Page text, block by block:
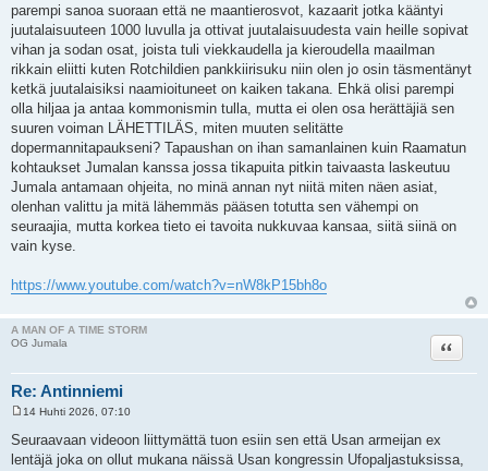
parempi sanoa suoraan että ne maantierosvot, kazaarit jotka kääntyi
juutalaisuuteen 1000 luvulla ja ottivat juutalaisuudesta vain heille sopivat
vihan ja sodan osat, joista tuli viekkaudella ja kieroudella maailman
rikkain eliitti kuten Rotchildien pankkiirisuku niin olen jo osin täsmentänyt
ketkä juutalaisiksi naamioituneet on kaiken takana. Ehkä olisi parempi
olla hiljaa ja antaa kommonismin tulla, mutta ei olen osa herättäjiä sen
suuren voiman LÄHETTILÄS, miten muuten selitätte
dopermannitapaukseni? Tapaushan on ihan samanlainen kuin Raamatun
kohtaukset Jumalan kanssa jossa tikapuita pitkin taivaasta laskeutuu
Jumala antamaan ohjeita, no minä annan nyt niitä miten näen asiat,
olenhan valittu ja mitä lähemmäs pääsen totutta sen vähempi on
seuraajia, mutta korkea tieto ei tavoita nukkuvaa kansaa, siitä siinä on
vain kyse.
https://www.youtube.com/watch?v=nW8kP15bh8o
A MAN OF A TIME STORM
OG Jumala
Re: Antinniemi
Lainaa
e
s
14 Huhti 2026, 07:10
Seuraavaan videoon liittymättä tuon esiin sen että Usan armeijan ex
lentäjä joka on ollut mukana näissä Usan kongressin Ufopaljastuksissa,